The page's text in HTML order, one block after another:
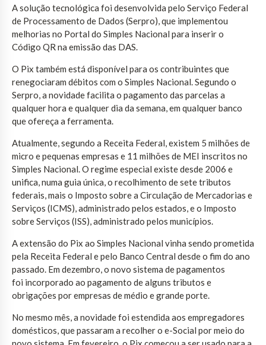
A solução tecnológica foi desenvolvida pelo Serviço Federal
de Processamento de Dados (Serpro), que implementou
melhorias no Portal do Simples Nacional para inserir o
Código QR na emissão das DAS.
O Pix também está disponível para os contribuintes que
renegociaram débitos com o Simples Nacional. Segundo o
Serpro, a novidade facilita o pagamento das parcelas a
qualquer hora e qualquer dia da semana, em qualquer banco
que ofereça a ferramenta.
Atualmente, segundo a Receita Federal, existem 5 milhões de
micro e pequenas empresas e 11 milhões de MEI inscritos no
Simples Nacional. O regime especial existe desde 2006 e
unifica, numa guia única, o recolhimento de sete tributos
federais, mais o Imposto sobre a Circulação de Mercadorias e
Serviços (ICMS), administrado pelos estados, e o Imposto
sobre Serviços (ISS), administrado pelos municípios.
A extensão do Pix ao Simples Nacional vinha sendo prometida
pela Receita Federal e pelo Banco Central desde o fim do ano
passado. Em dezembro, o novo sistema de pagamentos
foi incorporado ao pagamento de alguns tributos e
obrigações por empresas de médio e grande porte.
No mesmo mês, a novidade foi estendida aos empregadores
domésticos, que passaram a recolher o e-Social por meio do